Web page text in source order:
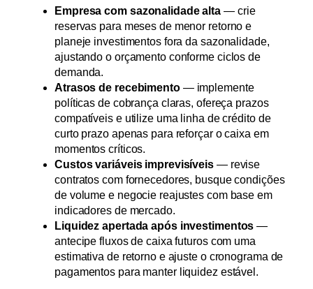
Empresa com sazonalidade alta — crie
reservas para meses de menor retorno e
planeje investimentos fora da sazonalidade,
ajustando o orçamento conforme ciclos de
demanda.
Atrasos de recebimento— implemente
políticas de cobrança claras, ofereça prazos
compatíveis e utilize uma linha de crédito de
curto prazo apenas para reforçar o caixa em
momentos críticos.
Custos variáveis imprevisíveis — revise
contratos com fornecedores, busque condições
de volume e negocie reajustes com base em
indicadores de mercado.
Liquidez apertada após investimentos —
antecipe fluxos de caixa futuros com uma
estimativa de retorno e ajuste o cronograma de
pagamentos para manter liquidez estável.